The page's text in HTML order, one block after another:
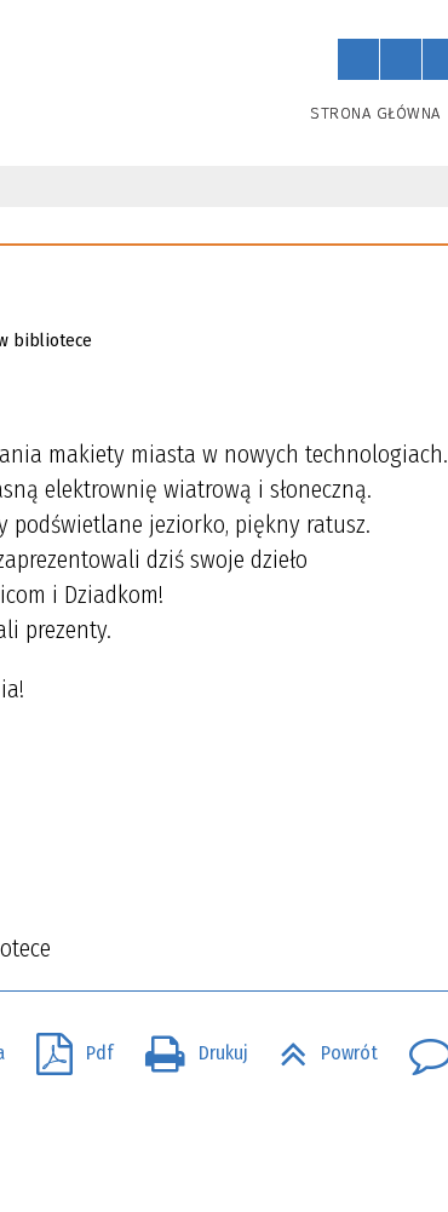
STRONA GŁÓWNA
makiety miasta w nowych technologiach.
elektrownię wiatrową i słoneczną.
podświetlane jeziorko, piękny ratusz.
dziś swoje dzieło
i Dziadkom!
prezenty.
Pdf Drukuj Powrót